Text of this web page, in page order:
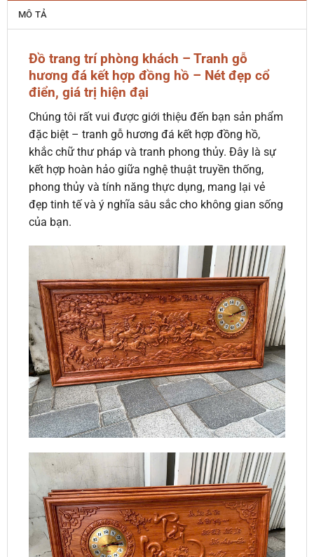
MÔ TẢ
Đồ trang trí phòng khách – Tranh gỗ
hương đá kết hợp đồng hồ – Nét đẹp cổ
điển, giá trị hiện đại
Chúng tôi rất vui được giới thiệu đến bạn sản phẩm
đặc biệt – tranh gỗ hương đá kết hợp đồng hồ,
khắc chữ thư pháp và tranh phong thủy. Đây là sự
kết hợp hoàn hảo giữa nghệ thuật truyền thống,
phong thủy và tính năng thực dụng, mang lại vẻ
đẹp tinh tế và ý nghĩa sâu sắc cho không gian sống
của bạn.